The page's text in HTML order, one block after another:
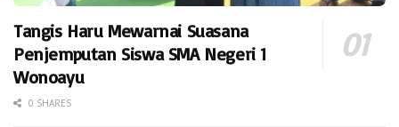
Tangis Haru Mewarnai Suasana
Penjemputan Siswa SMA Negeri 1
Wonoayu
0 SHARES